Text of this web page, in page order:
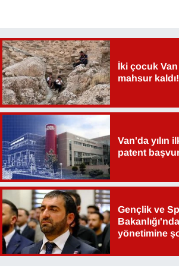
İki çocuk
mahsur kaldı!
Van'da yılın
patent
Gençlik ve
yönetimine